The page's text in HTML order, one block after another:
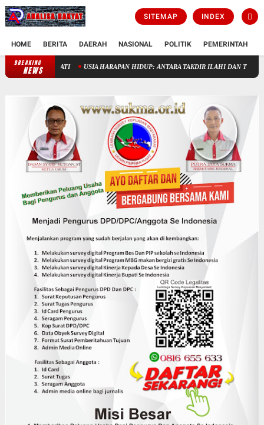
SITEMAP INDEX
HOME BERITA DAERAH NASIONAL POLITIK PEMERINTAH
BREAKING
NEWS
DIDEKATI USIA HARAPAN HIDUP: ANTARA TAKDIR ILAHI DAN